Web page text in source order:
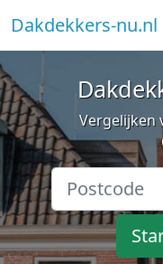
Dakdekkers-nu.nl
Vergelijken